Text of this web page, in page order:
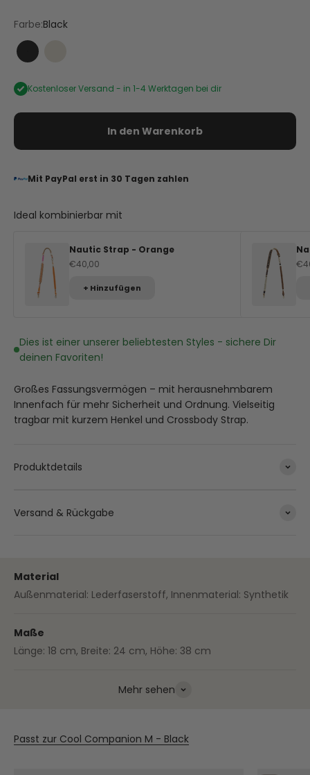
Farbe:Black
Black
Kostenloser Versand - in 1-4 Werktagen bei dir
In den Warenkorb
Mit PayPal erst in 30 Tagen zahlen
Ideal kombinierbar mit
Nautic Strap - Orange
Angebot
€40,00
+ Hinzufügen
Dies ist einer unserer beliebtesten Styles - sichere Dir
deinen Favoriten!
Großes Fassungsvermögen – mit herausnehmbarem
Innenfach für mehr Sicherheit und Ordnung. Vielseitig
tragbar mit kurzem Henkel und Crossbody Strap.
Produktdetails
Versand & Rückgabe
Material
Außenmaterial: Lederfaserstoff, Innenmaterial: Synthetik
Maße
Länge: 18 cm, Breite: 24 cm, Höhe: 38 cm
Mehr sehen
Passt zur Cool Companion M - Black